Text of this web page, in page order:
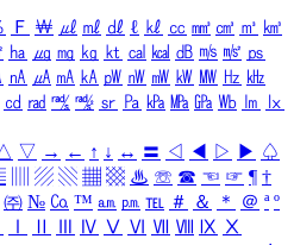
Ｆ ￦ ㎕ ㎖ ㎗ ℓ ㎘ ㏄ ㎣ ㎤ ㎥ ㎦
㏊ ㎍ ㎎ ㎏ ㏏ ㎈ ㎉ ㏈ ㎧ ㎨ ㎰
㎁ ㎂ ㎃ ㎄ ㎺ ㎻ ㎽ ㎾ ㎿ ㎐ ㎑
㏅ ㎭ ㎮ ㎯ ㏛ ㎩ ㎪ ㎫ ㎬ ㏝ ㏐
㏓
▽ → ← ↑ ↓ ↔ 〓 ◁ ◀ ▷ ▶ ♤
▨ ▧ ▦ ▩ ♨ ☏ ☎ ☜ ☞ ¶ †
㈜ № ㏇ ™ ㏂ ㏘ ℡ ＃ ＆ ＊ ＠ ª º
Ⅳ Ⅴ Ⅵ Ⅶ Ⅷ Ⅸ Ⅹ